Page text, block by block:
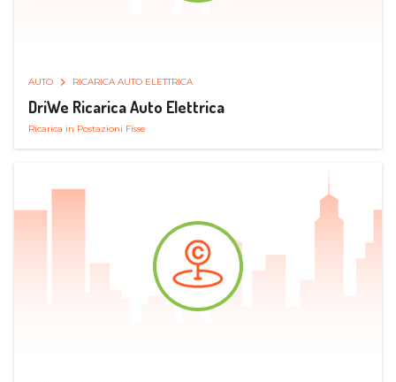
AUTO RICARICA AUTO ELETTRICA
DriWe Ricarica Auto Elettrica
Ricarica in Postazioni Fisse